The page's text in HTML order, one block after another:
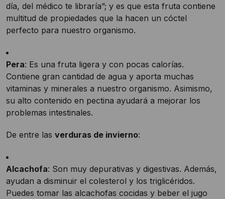
día, del médico te libraría”; y es que esta fruta contiene
multitud de propiedades que la hacen un cóctel
perfecto para nuestro organismo.
Pera: Es una fruta ligera y con pocas calorías.
Contiene gran cantidad de agua y aporta muchas
vitaminas y minerales a nuestro organismo. Asimismo,
su alto contenido en pectina ayudará a mejorar los
problemas intestinales.
De entre las verduras de invierno:
Alcachofa: Son muy depurativas y digestivas. Además,
ayudan a disminuir el colesterol y los triglicéridos.
Puedes tomar las alcachofas cocidas y beber el jugo